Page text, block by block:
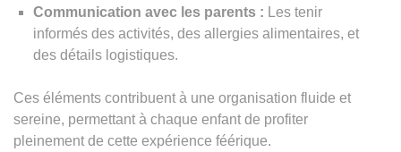
Communication avec les parents : Les tenir
informés des activités, des allergies alimentaires, et
des détails logistiques.
Ces éléments contribuent à une organisation fluide et
sereine, permettant à chaque enfant de profiter
pleinement de cette expérience féérique.